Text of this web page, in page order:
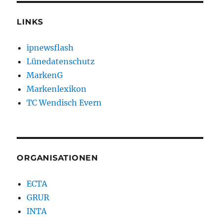
LINKS
ipnewsflash
Lünedatenschutz
MarkenG
Markenlexikon
TC Wendisch Evern
ORGANISATIONEN
ECTA
GRUR
INTA